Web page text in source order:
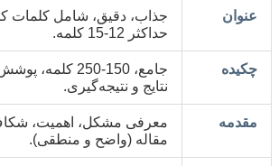
عنوان
جذاب، دقیق، شامل کلمات
حداکثر 12-15 کلمه.
چکیده
جامع، 150-250
نتایج و نتیجه‌گیری.
مقدمه
معرفی مشکل، اهمیت،
مقاله (واضح و منطقی).